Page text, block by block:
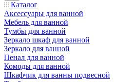
Каталог
Аксессуары для ванной
Мебель для ванной
Тумбы для ванной
Зеркало шкаф для ванной
Зеркало для ванной
Пенал для ванной
Комоды для ванной
Шкафчик для ванны подвесной